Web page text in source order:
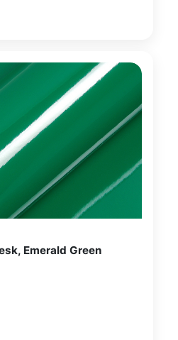
Emerald Green